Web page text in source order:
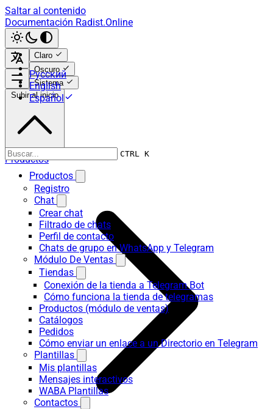
Saltar al contenido
Documentación Radist.Online
Claro
Oscuro
Sistema
Русский
English
Español
CTRL K
Productos
Registro
Chat
Crear chat
Filtrado de chats
Perfil de contacto
Chats de grupo en WhatsApp y Telegram
Módulo De Ventas
Tiendas
Conexión de la tienda a Telegram Bot
Cómo funciona la tienda de telegramas
Productos (módulo de ventas)
Catálogos
Pedidos
Cómo enviar un enlace a un Directorio en Telegram
Plantillas
Mis plantillas
Mensajes interactivos
WABA Plantillas
Contactos
Subir al inicio
Productos